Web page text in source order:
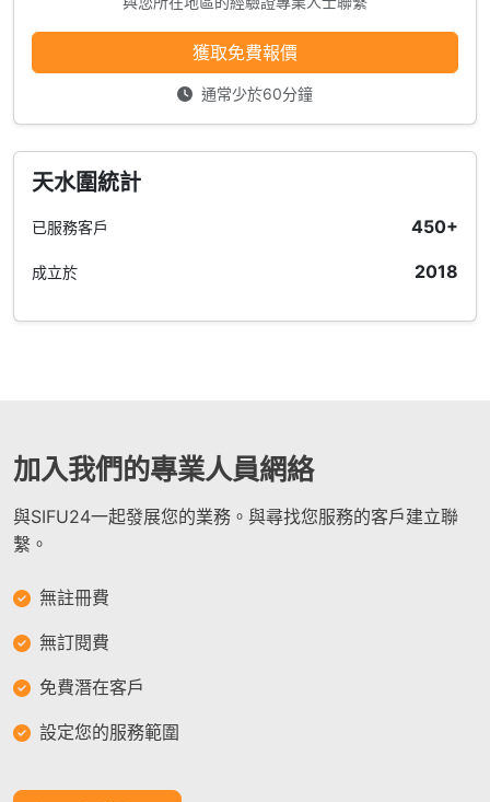
獲取免費報價
通常少於60分鐘
天水圍統計
已服務客戶 450+
成立於 2018
加入我們的專業人員網絡
與SIFU24一起發展您的業務。與尋找您服務的客戶建立聯
繫。
無註冊費
無訂閱費
免費潛在客戶
設定您的服務範圍